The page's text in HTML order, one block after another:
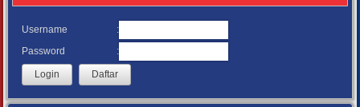
Username
:
Password
: